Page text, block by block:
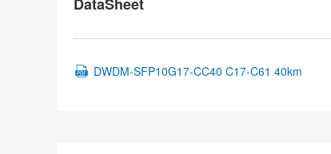
DataSheet
DWDM-SFP10G17-CC40 C17-C61 40km